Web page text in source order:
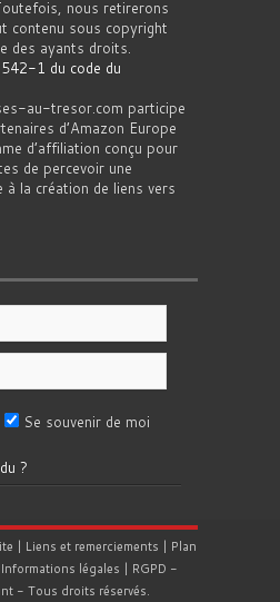
nous retirerons
contenu sous copyright
des ayants droits.
1 du code du
au-tresor.com participe
d’Amazon Europe
d’affiliation conçu pour
de percevoir une
à la création de liens vers
Se souvenir de moi
?
| Liens et remerciements | Plan
Informations légales | RGPD -
- Tous droits réservés.